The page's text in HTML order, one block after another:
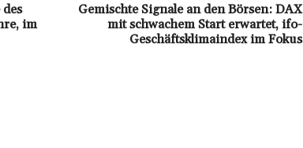
im
Gemischte Signale an den Börsen: DAX
mit schwachem Start erwartet, ifo-
Geschäftsklimaindex im Fokus